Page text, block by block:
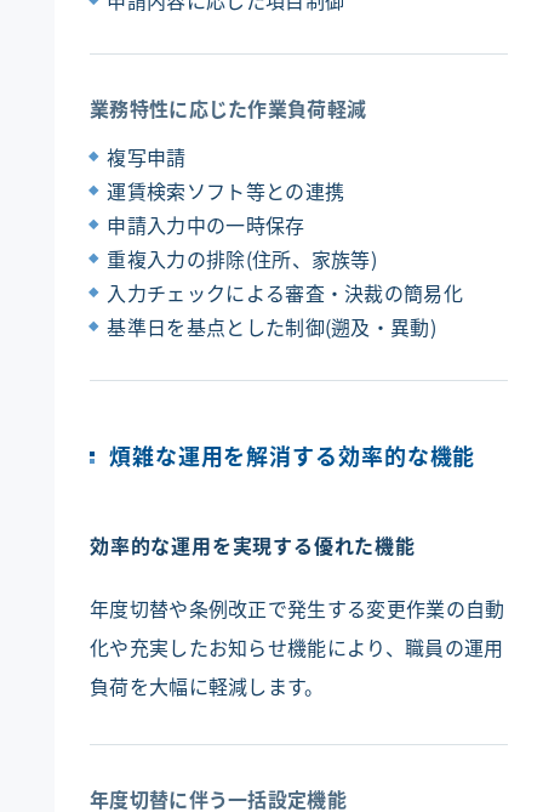
業務特性に応じた作業負荷軽減
複写申請
運賃検索ソフト等との連携
申請入力中の一時保存
重複入力の排除(住所、家族等)
入力チェックによる審査・決裁の簡易化
基準日を基点とした制御(遡及・異動)
煩雑な運用を解消する効率的な機能
効率的な運用を実現する優れた機能
年度切替や条例改正で発生する変更作業の自動
化や充実したお知らせ機能により、職員の運用
負荷を大幅に軽減します。
年度切替に伴う一括設定機能